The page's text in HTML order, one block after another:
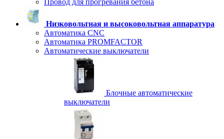
Провод для прогревания бетона
Низковольтная и высоковольтная аппаратура
Автоматика CNC
Автоматика PROMFACTOR
Автоматические выключатели
Блочные автоматические
выключатели